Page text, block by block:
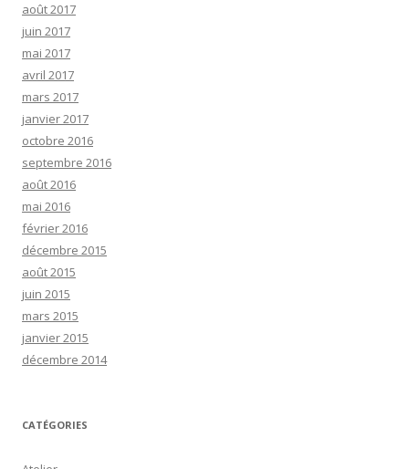
août 2017
juin 2017
mai 2017
avril 2017
mars 2017
janvier 2017
octobre 2016
septembre 2016
août 2016
mai 2016
février 2016
décembre 2015
août 2015
juin 2015
mars 2015
janvier 2015
décembre 2014
CATÉGORIES